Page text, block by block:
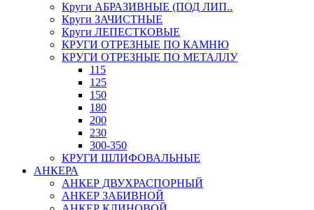
Круги АБРАЗИВНЫЕ (ПОД ЛИП..
Круги ЗАЧИСТНЫЕ
Круги ЛЕПЕСТКОВЫЕ
КРУГИ ОТРЕЗНЫЕ ПО КАМНЮ
КРУГИ ОТРЕЗНЫЕ ПО МЕТАЛЛУ
115
125
150
180
200
230
300-350
КРУГИ ШЛИФОВАЛЬНЫЕ
АНКЕРА
АНКЕР ДВУХРАСПОРНЫЙ
АНКЕР ЗАБИВНОЙ